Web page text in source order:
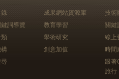
詞導覽
成果網站資源庫
教育學習
學術研究
創意加值
技術
關鍵
線上
時間
跟
旅行